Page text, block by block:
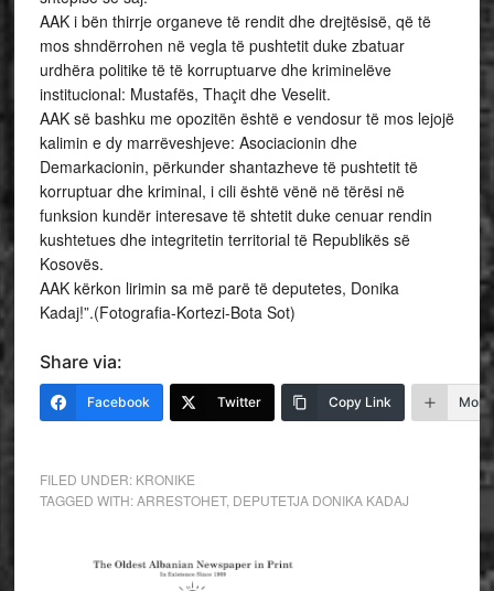
AAK i bën thirrje organeve të rendit dhe drejtësisë, që të
mos shndërrohen në vegla të pushtetit duke zbatuar
urdhëra politike të të korruptuarve dhe kriminelëve
institucional: Mustafës, Thaçit dhe Veselit.
AAK së bashku me opozitën është e vendosur të mos lejojë
kalimin e dy marrëveshjeve: Asociacionin dhe
Demarkacionin, përkunder shantazheve të pushtetit të
korruptuar dhe kriminal, i cili është vënë në tërësi në
funksion kundër interesave të shtetit duke cenuar rendin
kushtetues dhe integritetin territorial të Republikës së
Kosovës.
AAK kërkon lirimin sa më parë të deputetes, Donika
Kadaj!”.(Fotografia-Kortezi-Bota Sot)
Share via:
Facebook Twitter Copy Link More
FILED UNDER: KRONIKE
TAGGED WITH:ARRESTOHET, DEPUTETJA DONIKA KADAJ